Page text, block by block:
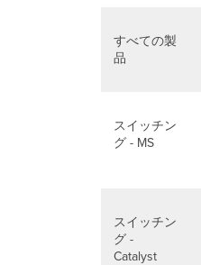
すべての製
品
スイッチン
グ - MS
スイッチン
グ -
Catalyst